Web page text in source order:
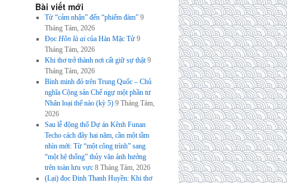
Bài viết mới
Từ “cảm nhận” đến “phiếm đàm” 9
Tháng Tám, 2026
Đọc Hồn là aicủa Hàn Mặc Tử 9
Tháng Tám, 2026
Khi thơ trở thành nơi cất giữ sự thật 9
Tháng Tám, 2026
Bình minh đỏ trên Trung Quốc – Chủ
nghĩa Cộng sản Chế ngự một phần tư
Nhân loại thế nào (kỳ 5) 9 Tháng Tám,
2026
Sau lễ động thổ Dự án Kênh Funan
Techo cách đây hai năm, cần một tầm
nhìn mới: Từ “một công trình” sang
“một hệ thống” thủy văn ảnh hưởng
trên toàn lưu vực 8 Tháng Tám, 2026
(Lại) đọc Đinh Thanh Huyền: Khi thơ